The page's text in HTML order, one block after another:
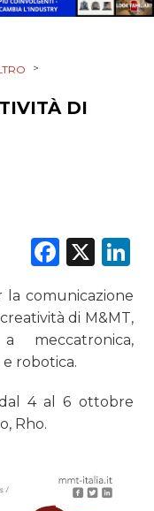
>
DI
X
la comunicazione
di M&MT,
meccatronica,
robotica.
dal 4 al 6 ottobre
Rho.